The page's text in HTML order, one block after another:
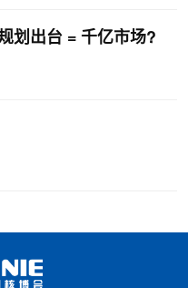
划出台 = 千亿市场?